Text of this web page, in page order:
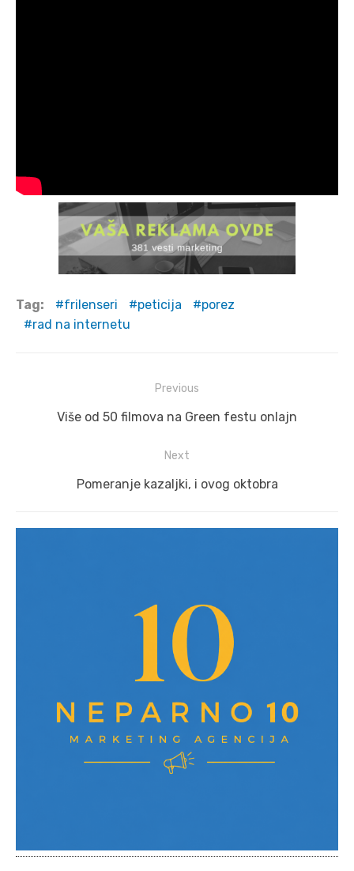
Tag: frilenseri peticija
porez
rad na internetu
navigation
Previous
Previous
Više od 50 filmova na Green festu onlajn
Next
Next
Pomeranje kazaljki, i ovog oktobra